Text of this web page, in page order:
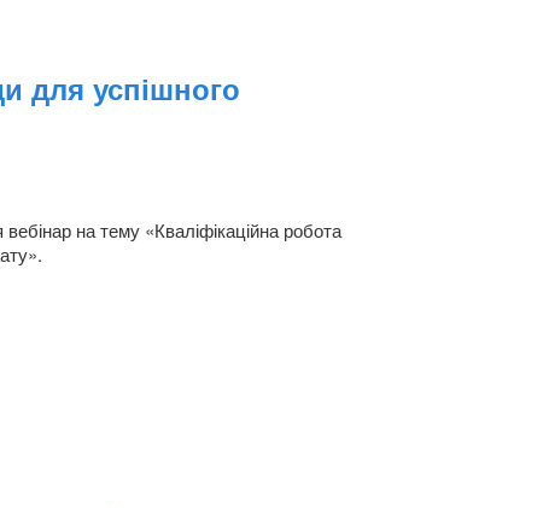
для успішного
на тему «Кваліфікаційна робота